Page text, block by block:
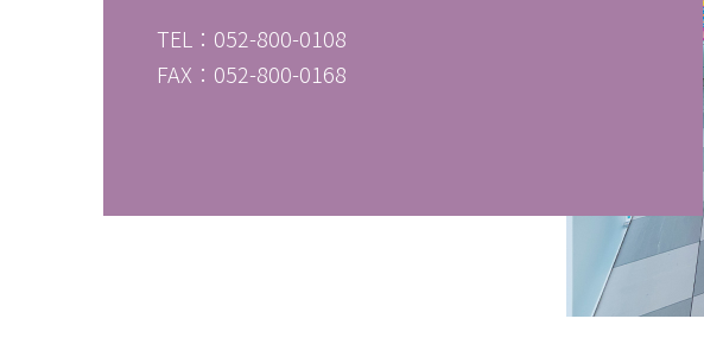
TEL：052-800-0108
FAX：052-800-0168